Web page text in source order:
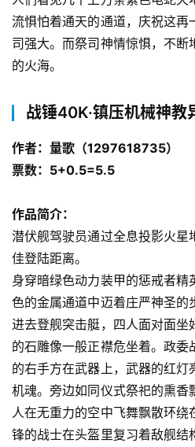
流惧怕着通天的通道，庆祝这再
司强大。而祭司神情惊惧，不断
的火海。
战锤40K·镇压机械神教
作者：量歌（1297618735）
票数：5+0.5=5.5
作品简介：
潜伏舰驾驶员通过全息投影火星
佳登陆距离。
身穿暗绿色动力装甲的惩戒者精
色的金属通道中迈着庄严神圣的
进去登舰突击艇，四人面对面坐
的石雕像一般正襟危坐着。政
的右手方在武器上，武器的红
机魂。旁边如同仪式祭祀的熏香
人在无重力的空中飞舞飘散环
锋的战士在头盔里复习着敌舰结